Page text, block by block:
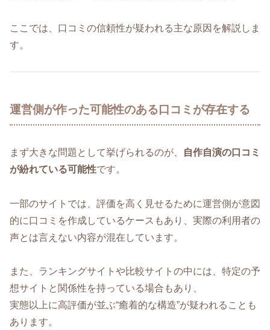
ここでは、口コミの信頼性が疑われる主な原因を解説しま
す。
運営側が作った可能性のある口コミが存在する
まず大きな問題として挙げられるのが、
自作自演の口コミ
が紛れている可能性です。
一部のサイトでは、評価を高く見せるために運営側が意図
的に口コミを作成しているケースもあり、実際の利用者の
声とは言えない内容が混在しています。
また、ランキングサイトや比較サイトの中には、特定の予
想サイトと関係性を持っている場合もあり、
実態以上に高評価が並ぶ“癒着的な構造”が疑われることも
あります。